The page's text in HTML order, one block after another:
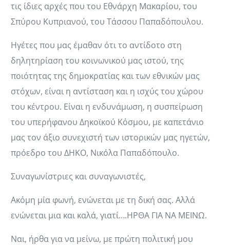
τις ίδιες αρχές που του Εθνάρχη Μακαρίου, του
Σπύρου Κυπριανού, του Τάσσου Παπαδόπουλου.
Ηγέτες που μας έμαθαν ότι το αντίδοτο στη
δηλητηρίαση του κοινωνικού μας ιστού, της
ποιότητας της δημοκρατίας και των εθνικών μας
στόχων, είναι η αντίσταση και η ισχύς του χώρου
του κέντρου. Είναι η ενδυνάμωση, η συσπείρωση
του υπερήφανου Δηκοϊκού Κόσμου, με καπετάνιο
μας τον άξιο συνεχιστή των ιστορικών μας ηγετών,
πρόεδρο του ΔΗΚΟ, Νικόλα Παπαδόπουλο.
Συναγωνίστριες και συναγωνιστές,
Ακόμη μία φωνή, ενώνεται με τη δική σας. Αλλά
ενώνεται μια και καλά, γιατί….ΗΡΘΑ ΓΙΑ ΝΑ ΜΕΙΝΩ.
Ναι, ήρθα για να μείνω, με πρώτη πολιτική μου